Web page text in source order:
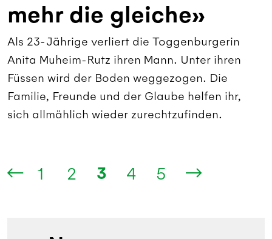
mehr die gleiche»
Als 23-Jährige verliert die Toggenburgerin
Anita Muheim-Rutz ihren Mann. Unter ihren
Füssen wird der Boden weggezogen. Die
Familie, Freunde und der Glaube helfen ihr,
sich allmählich wieder zurechtzufinden.
1 2 3 4 5